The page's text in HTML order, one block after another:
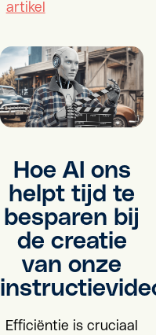
artikel
Hoe AI ons
helpt tijd te
besparen bij
de creatie
van onze
Efficiëntie is cruciaal